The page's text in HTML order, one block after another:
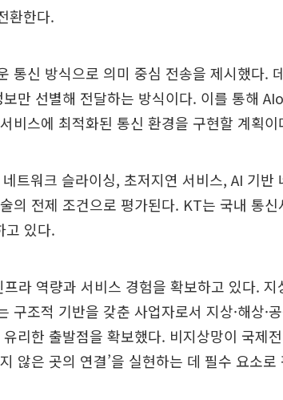
환한다.
통신 방식으로 의미 중심 전송을 제시했다.
만 선별해 전달하는 방식이다. 이를 통해
비스에 최적화된 통신 환경을 구현할 계획이
트워크 슬라이싱, 초저지연 서비스, AI 기반
의 전제 조건으로 평가된다. KT는 국내 통
고 있다.
라 역량과 서비스 경험을 확보하고 있다. 지
구조적 기반을 갖춘 사업자로서 지상·해상·
리한 출발점을 확보했다. 비지상망이 국제
않은 곳의 연결’을 실현하는 데 필수 요소로